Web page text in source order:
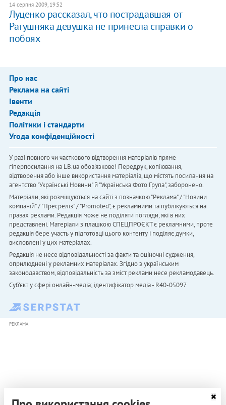
14 серпня 2009, 19:52
Луценко рассказал, что пострадавшая от
Ратушняка девушка не принесла справки о
побоях
Про нас
Реклама на сайті
Івенти
Редакція
Політики і стандарти
Угода конфіденційності
У разі повного чи часткового відтворення матеріалів пряме
гіперпосилання на LB.ua обов'язкове! Передрук, копіювання,
відтворення або інше використання матеріалів, що містять посилання на
агентство "Українськi Новини" й "Українська Фото Група", заборонено.
Матеріали, які розміщуються на сайті з позначкою "Реклама" / "Новини
компаній" / "Пресреліз" / "Promoted", є рекламними та публікуються на
правах реклами. Редакція може не поділяти погляди, які в них
представлені. Матеріали з плашкою СПЕЦПРОЄКТ є рекламними, проте
редакція бере участь у підготовці цього контенту і поділяє думки,
висловлені у цих матеріалах.
Редакція не несе відповідальності за факти та оціночні судження,
оприлюднені у рекламних матеріалах. Згідно з українським
законодавством, відповідальність за зміст реклами несе рекламодавець.
Cуб'єкт у сфері онлайн-медіа; ідентифікатор медіа - R40-05097
РЕКЛАМА